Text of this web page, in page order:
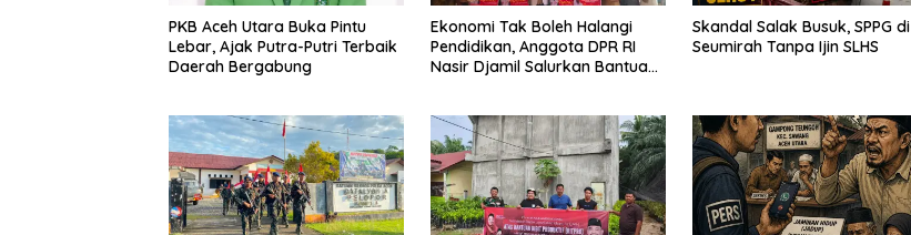
PKB Aceh Utara Buka Pintu
Lebar, Ajak Putra-Putri Terbaik
Daerah Bergabung
Ekonomi Tak Boleh Halangi
Pendidikan, Anggota DPR RI
Nasir Djamil Salurkan Bantuan
Skandal Salak Busuk, SPPG di
Seumirah Tanpa Ijin SLHS